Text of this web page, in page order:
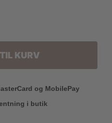
KURV
og MobilePay
i butik